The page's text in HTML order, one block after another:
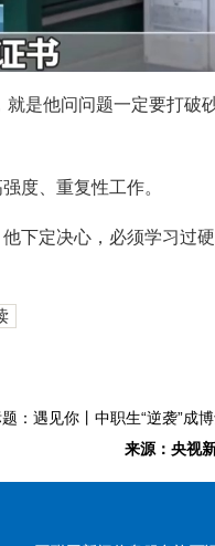
是他问问题一定要打破
度、重复性工作。
下定决心，必须学习过
：遇见你丨中职生“逆袭”成
来源：央视